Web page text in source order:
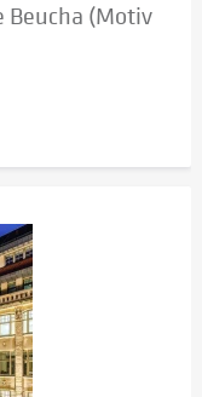
Beucha (Motiv